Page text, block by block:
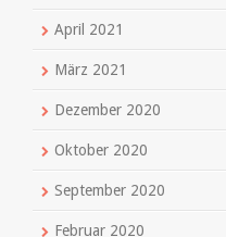
April 2021
März 2021
Dezember 2020
Oktober 2020
September 2020
Februar 2020